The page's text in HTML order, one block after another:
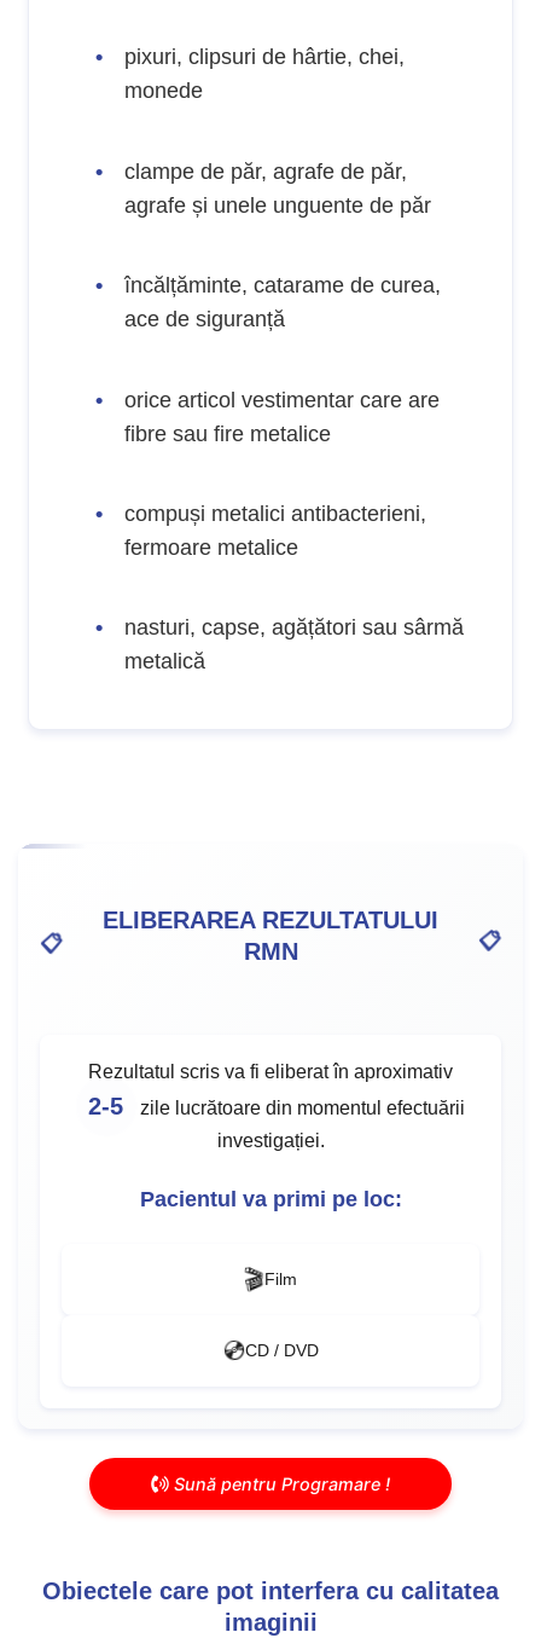
pixuri, clipsuri de hârtie, chei,
monede
clampe de păr, agrafe de păr,
agrafe și unele unguente de păr
încălțăminte, catarame de curea,
ace de siguranță
orice articol vestimentar care are
fibre sau fire metalice
compuși metalici antibacterieni,
fermoare metalice
nasturi, capse, agățători sau sârmă
metalică
ELIBERAREA REZULTATULUI
RMN
Rezultatul scris va fi eliberat în aproximativ
2-5
zile lucrătoare din momentul efectuării
investigației.
Pacientul va primi pe loc:
🎬Film
💿CD / DVD
Sună pentru Programare !
Obiectele care pot interfera cu calitatea
imaginii